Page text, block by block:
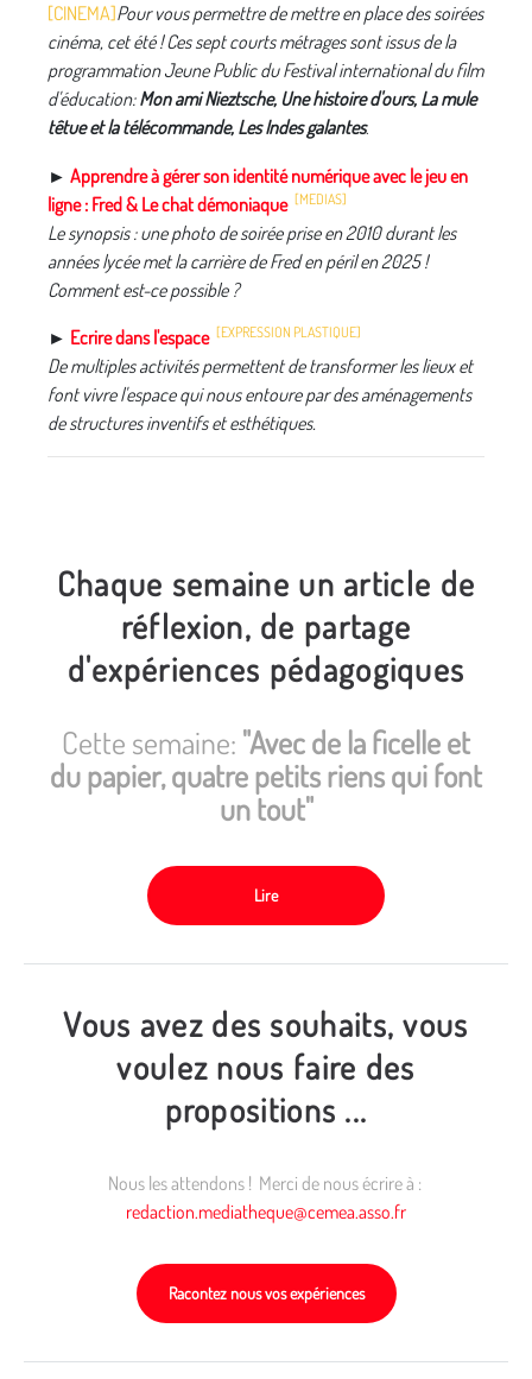
[CINEMA]Pour vous permettre de mettre en place des soirées
cinéma, cet été ! Ces sept courts métrages sont issus de la
programmation Jeune Public du Festival international du film
d'éducation:Mon ami Nieztsche, Une histoire d'ours, La mule
têtue et la télécommande, Les Indes galantes.
► Apprendre à gérer son identité numérique avec le jeu en
ligne : Fred & Le chat démoniaque [MEDIAS]
Le synopsis : une photo de soirée prise en 2010 durant les
années lycée met la carrière de Fred en péril en 2025 !
Comment est-ce possible ?
► Ecrire dans l'espace [EXPRESSION PLASTIQUE]
De multiples activités permettent de transformer les lieux et
font vivre l'espace qui nous entoure par des aménagements
de structures inventifs et esthétiques.
Chaque semaine un article de
réflexion, de partage
d'expériences pédagogiques
Cette semaine: "Avec de la ficelle et
du papier, quatre petits riens qui font
un tout"
Lire
Vous avez des souhaits, vous
voulez nous faire des
propositions ...
Nous les attendons ! Merci de nous écrire à :
redaction.mediatheque@cemea.asso.fr
Racontez nous vos expériences